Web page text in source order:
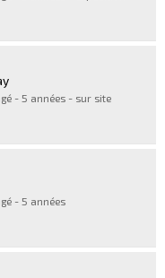
- 5 années - sur site
- 5 années